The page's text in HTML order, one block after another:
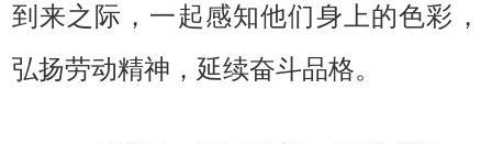
到来之际，一起感知他们身上的色彩，
弘扬劳动精神，延续奋斗品格。